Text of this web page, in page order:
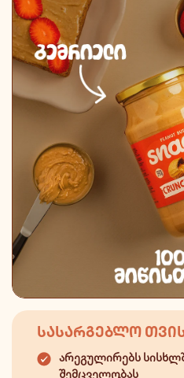
ᲡᲐᲡᲐᲠᲒᲔᲑᲚᲝ
არეგულირებს
შემცველობას